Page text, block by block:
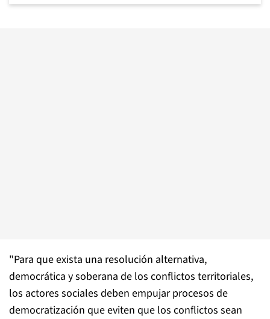
"Para que exista una resolución alternativa,
democrática y soberana de los conflictos territoriales,
los actores sociales deben empujar procesos de
democratización que eviten que los conflictos sean